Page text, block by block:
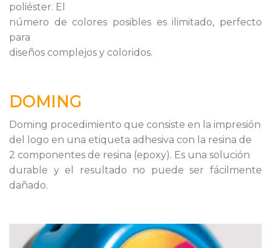
poliéster. El
número de colores posibles es ilimitado, perfecto
para
diseños complejos y coloridos.
DOMING
Doming procedimiento que consiste en la impresión
del logo en una etiqueta adhesiva con la resina de
2 componentes de resina (epoxy). Es una solución
durable y el resultado no puede ser fácilmente
dañado.